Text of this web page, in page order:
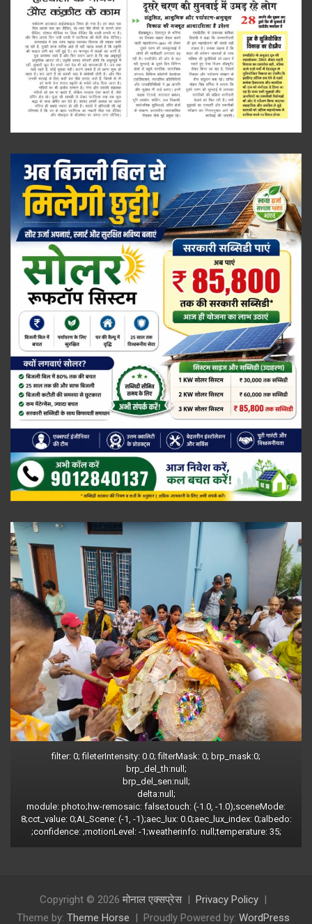
filter: 0; fileterIntensity: 0.0; filterMask: 0; brp_mask:0;
brp_del_th:null;
brp_del_sen:null;
delta:null;
module: photo;hw-remosaic: false;touch: (-1.0, -1.0);sceneMode:
8;cct_value: 0;AI_Scene: (-1, -1);aec_lux: 0.0;aec_lux_index: 0;albedo:
;confidence: ;motionLevel: -1;weatherinfo: null;temperature: 35;
Copyright © 2026 मोनाल एक्सप्रेस
Privacy Policy
Theme by: Theme Horse Proudly Powered by: WordPress